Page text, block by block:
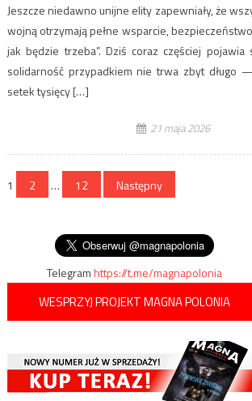
Jeszcze niedawno unijne elity zapewniały, że
wojną otrzymają pełne wsparcie,
jak będzie trzeba”. Dziś coraz częściej
solidarność przypadkiem nie trwa zbyt długo
setek tysięcy […]
21 maja 2026
Stronicowanie
1 2 … 12 Następny
Telegramhttps://t.me/magnapolonia
WESPRZYJ PROJEKT MAGNA POLONIA